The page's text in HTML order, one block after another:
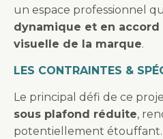
un espace professionnel
dynamique et en accord
visuelle de la marque.
LES CONTRAINTES &
Le principal défi de ce
sous plafond réduite,
potentiellement étouffant.